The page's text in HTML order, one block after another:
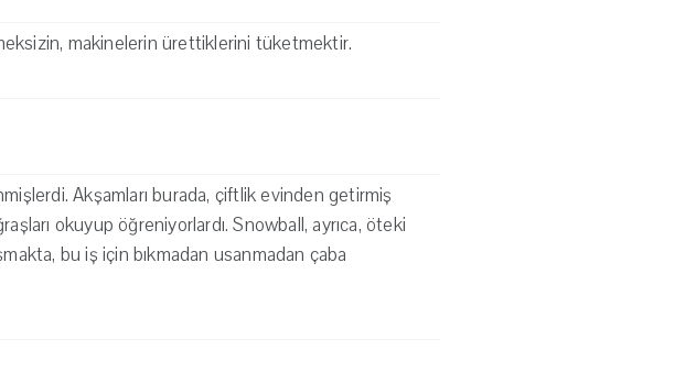
makinelerin ürettiklerini tüketmektir.
Akşamları burada, çiftlik evinden getirmiş
okuyup öğreniyorlardı. Snowball, ayrıca, öteki
bu iş için bıkmadan usanmadan çaba